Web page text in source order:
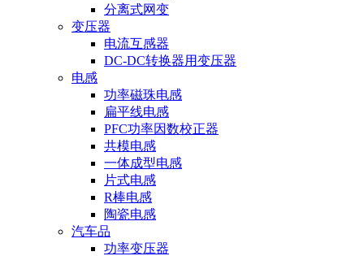
分离式网变
变压器
电流互感器
DC-DC转换器用变压器
电感
功率磁珠电感
扁平线电感
PFC功率因数校正器
共模电感
一体成型电感
片式电感
R棒电感
陶瓷电感
汽车品
功率变压器